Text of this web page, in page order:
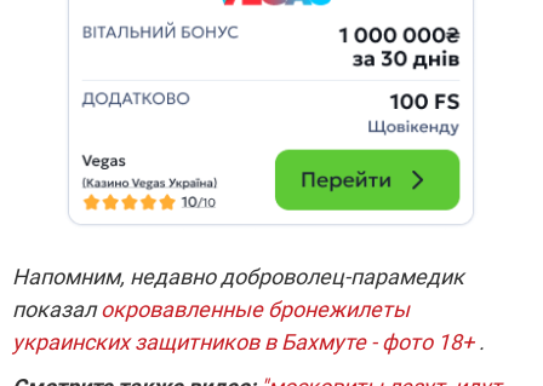
Напомним, недавно доброволец-парамедик
показалокровавленные бронежилеты
украинских защитников в Бахмуте - фото 18+.